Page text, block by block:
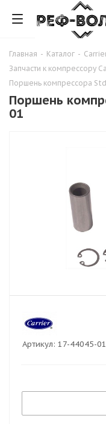
Главная - Каталог -
Запчасти к компрессору
Поршень компрессора
Поршень
01
Артикул: 17-44045-01